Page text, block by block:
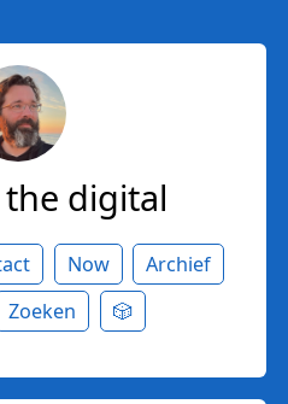
digital
Now
Archief
Zoeken 🎲